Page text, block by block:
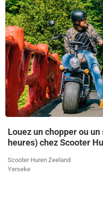
Louez un chopper ou
heures) chez Scooter
Scooter Huren Zeeland
Yerseke